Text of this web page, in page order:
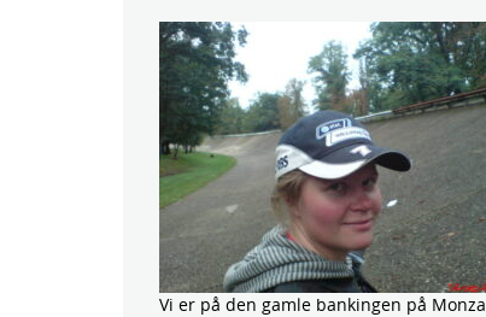
Vi er på den gamle bankingen på Monza